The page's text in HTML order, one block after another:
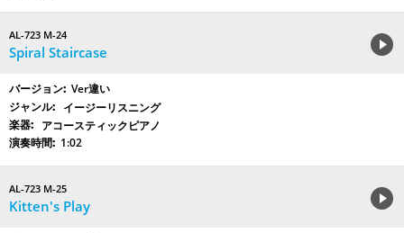
AL-723 M-24
Spiral Staircase
Ver違い
イージーリスニング
アコースティックピアノ
1:02
AL-723 M-25
Kitten's Play